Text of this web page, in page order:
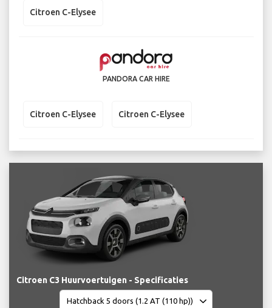
Citroen C-Elysee
PANDORA CAR HIRE
Citroen C-Elysee Citroen C-Elysee
Citroen C3 Huurvoertuigen - Specificaties